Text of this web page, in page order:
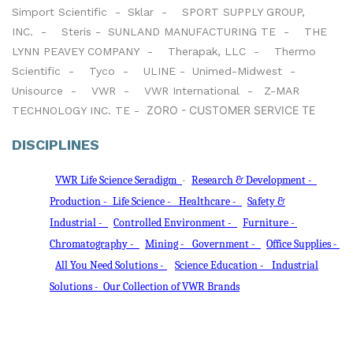
Simport Scientific -
Sklar -
SPORT SUPPLY GROUP,
INC. -
Steris - SUNLAND MANUFACTURING TE -
THE
LYNN PEAVEY COMPANY -
Therapak, LLC -
Thermo
Scientific -
Tyco - ULINE -
Unimed-Midwest -
Unisource -
VWR - VWR International -
Z-MAR
TECHNOLOGY INC. TE -
ZORO - CUSTOMER SERVICE TE
DISCIPLINES
VWR Life Science Seradigm - Research & Development -
Production - Life Science - Healthcare -
Safety &
Industrial -
Controlled Environment -
Furniture -
Chromatography -
Mining - Government -
Office Supplies -
All You Need Solutions -
Science Education -
Industrial
Solutions - Our Collection of VWR Brands